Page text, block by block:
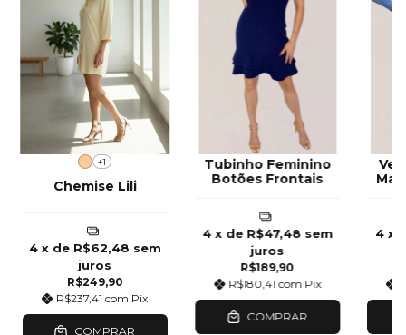
+1
Chemise Lili
R$249,90
R$237,41com Pix
4 x de R$62,48 sem
juros
COMPRAR
Tubinho Feminino
Botões Frontais
R$189,90
R$180,41com Pix
4 x de R$47,48 sem
juros
COMPRAR
4 x